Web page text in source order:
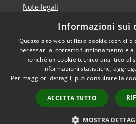
Note legali
Dichiarazione di accessibilità
Accessibilità
Informazioni sui
Questo sito web utilizza cookie tecnici
necessari al corretto funzionamento e
nonché un cookie tecnico analitico al
informazioni statistiche,
Per maggiori dettagli, può consultare la
ACCETTA TUTTO
MOSTRA